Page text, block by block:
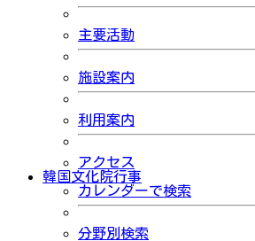
主要活動
施設案内
利用案内
アクセス
韓国文化院行事
カレンダーで検索
分野別検索